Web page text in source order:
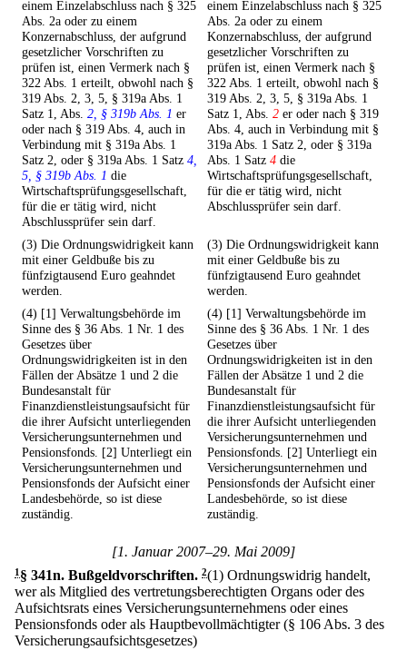
einem Einzelabschluss nach § 325
Abs. 2a oder zu einem
Konzernabschluss, der aufgrund
gesetzlicher Vorschriften zu
prüfen ist, einen Vermerk nach §
322 Abs. 1 erteilt, obwohl nach §
319 Abs. 2, 3, 5, § 319a Abs. 1
Satz 1, Abs. 2, § 319b Abs. 1 er
oder nach § 319 Abs. 4, auch in
Verbindung mit § 319a Abs. 1
Satz 2, oder § 319a Abs. 1 Satz 4,
5, § 319b Abs. 1 die
Wirtschaftsprüfungsgesellschaft,
für die er tätig wird, nicht
Abschlussprüfer sein darf.
einem Einzelabschluss nach § 325
Abs. 2a oder zu einem
Konzernabschluss, der aufgrund
gesetzlicher Vorschriften zu
prüfen ist, einen Vermerk nach §
322 Abs. 1 erteilt, obwohl nach §
319 Abs. 2, 3, 5, § 319a Abs. 1
Satz 1, Abs. 2 er oder nach § 319
Abs. 4, auch in Verbindung mit §
319a Abs. 1 Satz 2, oder § 319a
Abs. 1 Satz 4 die
Wirtschaftsprüfungsgesellschaft,
für die er tätig wird, nicht
Abschlussprüfer sein darf.
(3) Die Ordnungswidrigkeit kann
mit einer Geldbuße bis zu
fünfzigtausend Euro geahndet
werden.
(3) Die Ordnungswidrigkeit kann
mit einer Geldbuße bis zu
fünfzigtausend Euro geahndet
werden.
(4) [1] Verwaltungsbehörde im
Sinne des § 36 Abs. 1 Nr. 1 des
Gesetzes über
Ordnungswidrigkeiten ist in den
Fällen der Absätze 1 und 2 die
Bundesanstalt für
Finanzdienstleistungsaufsicht für
die ihrer Aufsicht unterliegenden
Versicherungsunternehmen und
Pensionsfonds. [2] Unterliegt ein
Versicherungsunternehmen und
Pensionsfonds der Aufsicht einer
Landesbehörde, so ist diese
zuständig.
(4) [1] Verwaltungsbehörde im
Sinne des § 36 Abs. 1 Nr. 1 des
Gesetzes über
Ordnungswidrigkeiten ist in den
Fällen der Absätze 1 und 2 die
Bundesanstalt für
Finanzdienstleistungsaufsicht für
die ihrer Aufsicht unterliegenden
Versicherungsunternehmen und
Pensionsfonds. [2] Unterliegt ein
Versicherungsunternehmen und
Pensionsfonds der Aufsicht einer
Landesbehörde, so ist diese
zuständig.
[1. Januar 2007–29. Mai 2009]
1§ 341n. Bußgeldvorschriften. 2(1) Ordnungswidrig handelt,
wer als Mitglied des vertretungsberechtigten Organs oder des
Aufsichtsrats eines Versicherungsunternehmens oder eines
Pensionsfonds oder als Hauptbevollmächtigter (§ 106 Abs. 3 des
Versicherungsaufsichtsgesetzes)